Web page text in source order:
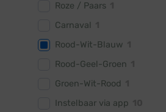
Roze / Paars
Carnaval
Rood-Wit-Blauw
Rood-Geel-Groen
Groen-Wit-Rood
Instelbaar via app